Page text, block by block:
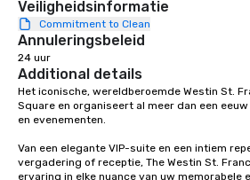
Veiligheidsinformatie
Commitment to Clean
Annuleringsbeleid
24 uur
Additional details
Het iconische, wereldberoemde Westin St.
Square en organiseert al meer dan een
en evenementen.
Van een elegante VIP-suite en een intiem
vergadering of receptie, The Westin St.
ervaring in elke nuance van uw memorabele